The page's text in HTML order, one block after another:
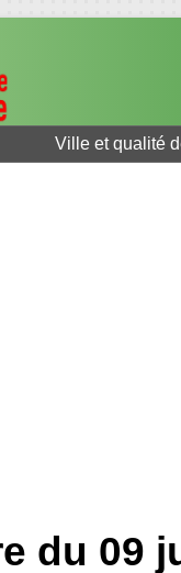
Ville et qualité
du 09